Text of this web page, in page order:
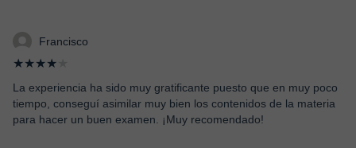
Francisco
★★★★
La experiencia ha sido muy gratificante puesto que en muy poco
tiempo, conseguí asimilar muy bien los contenidos de la materia
para hacer un buen examen. ¡Muy recomendado!